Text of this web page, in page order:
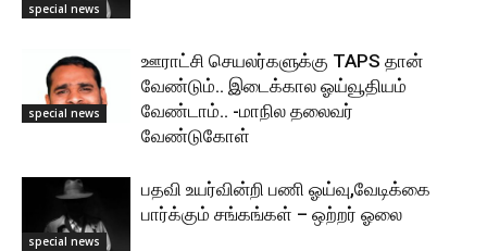
special news
special news
ஊராட்சி செயலர்களுக்கு TAPS தான்
வேண்டும்.. இடைக்கால ஓய்வூதியம்
வேண்டாம்.. -மாநில தலைவர்
வேண்டுகோள்
special news
பதவி உயர்வின்றி பணி ஓய்வு,வேடிக்கை
பார்க்கும் சங்கங்கள் – ஒற்றர் ஓலை